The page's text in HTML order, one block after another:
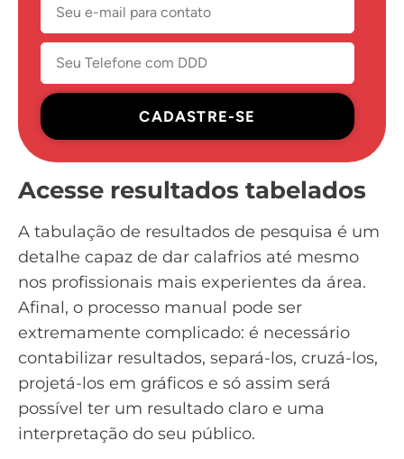
CADASTRE-SE
Acesse resultados tabelados
A tabulação de resultados de pesquisa é um
detalhe capaz de dar calafrios até mesmo
nos profissionais mais experientes da área.
Afinal, o processo manual pode ser
extremamente complicado: é necessário
contabilizar resultados, separá-los, cruzá-los,
projetá-los em gráficos e só assim será
possível ter um resultado claro e uma
interpretação do seu público.